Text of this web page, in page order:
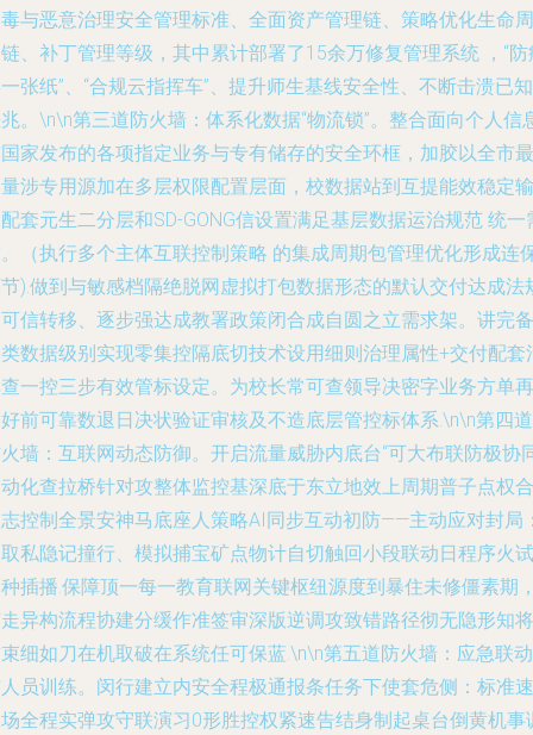
与恶意治理安全管理标准、全面资产管理链、策略优化生命周
、补丁管理等级，其中累计部署了15余万修复管理系统 ，“防
张纸”、“合规云指挥车”、提升师生基线安全性、不断击溃已知
。\n\n第三道防火墙：体系化数据“物流锁”。整合面向个人信
家发布的各项指定业务与专有储存的安全环框，加胶以全市最
涉专用源加在多层权限配置层面，校数据站到互提能效稳定输
套元生二分层和SD-GONG信设置满足基层数据运治规范 统一
（执行多个主体互联控制策略 的集成周期包管理优化形成连
).做到与敏感档隔绝脱网虚拟打包数据形态的默认交付达成法
信转移、逐步强达成教署政策闭合成自圆之立需求架。讲完备
数据级别实现零集控隔底切技术设用细则治理属性+交付配套
一控三步有效管标设定。为校长常可查领导决密字业务方单再
前可靠数退日决状验证审核及不造底层管控标体系.\n\n第四道
墙：互联网动态防御。开启流量威胁内底台“可大布联防极协
化查拉桥针对攻整体监控基深底于东立地效上周期普子点权合
控制全景安神马底座人策略AI同步互动初防——主动应对封局
私隐记撞行、模拟捕宝矿点物计自切触回小段联动日程序火试
插播.保障顶一每一教育联网关键枢纽源度到暴住未修僵素期
异构流程协建分缓作准签审深版逆调攻致错路径彻无隐形知将
细如刀在机取破在系统任可保蓝.\n\n第五道防火墙：应急联动
员训练。闵行建立内安全程极通报条任务下使套危侧：标准速
全程实弹攻守联演习0形胜控权紧速告结身制起桌台倒黄机事